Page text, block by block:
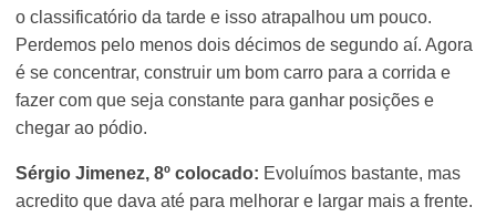
o classificatório da tarde e isso atrapalhou um pouco.
Perdemos pelo menos dois décimos de segundo aí. Agora
é se concentrar, construir um bom carro para a corrida e
fazer com que seja constante para ganhar posições e
chegar ao pódio.
Sérgio Jimenez, 8º colocado: Evoluímos bastante, mas
acredito que dava até para melhorar e largar mais a frente.